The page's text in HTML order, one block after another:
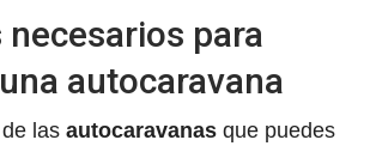
para
autocaravana
las autocaravanas que puedes